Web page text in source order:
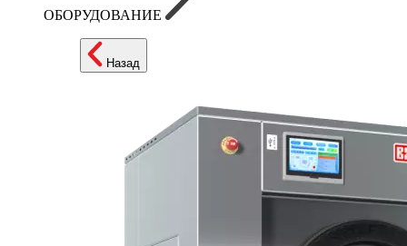
ОБОРУДОВАНИЕ
Назад